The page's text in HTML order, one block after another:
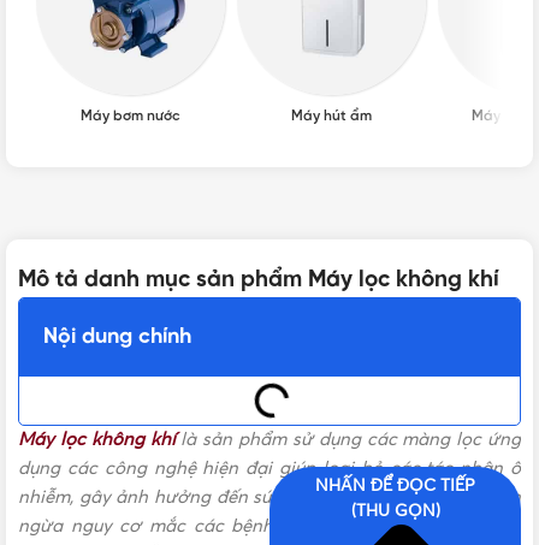
Máy bơm nước Máy hút ẩm Máy lọc
Mô tả danh mục sản phẩm Máy lọc không khí
Nội dung chính
Máy lọc không khílà sản phẩm sử dụng các màng lọc ứng
dụng các công nghệ hiện đại giúp loại bỏ các tác nhân ô
nhiễm, gây ảnh hưởng đến sức khỏe con người. Giúp ngăn
ngừa nguy cơ mắc các bệnh về đường hô hấp. Hạn chế
NHẤN ĐỂ ĐỌC TIẾP
(THU GỌN)